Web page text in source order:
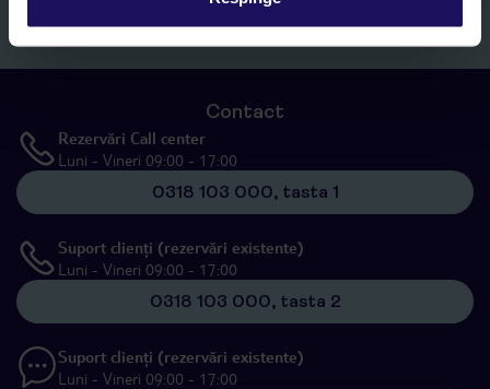
Înscrieți-vă
Contact
Rezervări Call center
Luni - Vineri 09:00 - 17:00
0318 103 000, tasta 1
Suport clienți (rezervări existente)
Luni - Vineri 09:00 - 17:00
0318 103 000, tasta 2
Suport clienți (rezervări existente)
Luni - Vineri 09:00 - 17:00